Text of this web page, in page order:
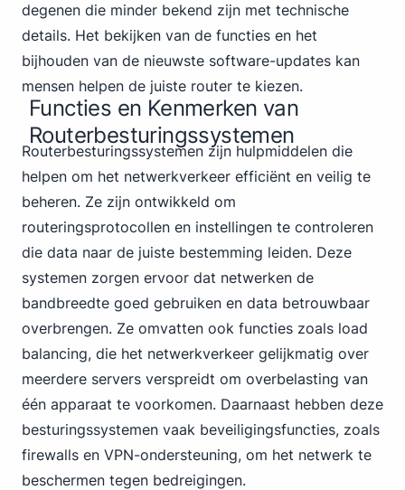
degenen die minder bekend zijn met technische
details. Het bekijken van de functies en het
bijhouden van de nieuwste software-updates kan
mensen helpen de juiste router te kiezen.
Functies en Kenmerken van
Routerbesturingssystemen
Routerbesturingssystemen zijn hulpmiddelen die
helpen om het netwerkverkeer efficiënt en veilig te
beheren. Ze zijn ontwikkeld om
routeringsprotocollen en instellingen te controleren
die data naar de juiste bestemming leiden. Deze
systemen zorgen ervoor dat netwerken de
bandbreedte goed gebruiken en data betrouwbaar
overbrengen. Ze omvatten ook functies zoals load
balancing, die het netwerkverkeer gelijkmatig over
meerdere servers verspreidt om overbelasting van
één apparaat te voorkomen. Daarnaast hebben deze
besturingssystemen vaak beveiligingsfuncties, zoals
firewalls en VPN-ondersteuning, om het netwerk te
beschermen tegen bedreigingen.